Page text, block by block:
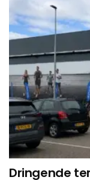
Dringende